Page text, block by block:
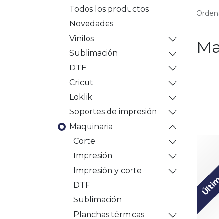
Todos los productos
Novedades
Vinilos
Sublimación
DTF
Cricut
Loklik
Soportes de impresión
Maquinaria
Corte
Impresión
Impresión y corte
DTF
Sublimación
Planchas térmicas